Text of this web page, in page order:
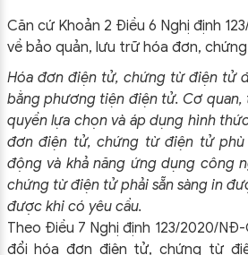
Căn cứ Khoản 2 Điều 6 Nghị định
về bảo quản, lưu trữ hóa đơn,
Hóa đơn điện tử, chứng từ điện tử
bằng phương tiện điện tử. Cơ
quyền lựa chọn và áp dụng hình
đơn điện tử, chứng từ điện tử
động và khả năng ứng dụng công
chứng từ điện tử phải sẵn sàng in
được khi có yêu cầu.
Theo Điều 7 Nghị định 123/2020/NĐ-
đổi hóa đơn điện tử, chứng từ